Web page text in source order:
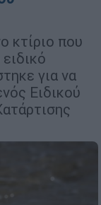
κτίριο που
για να
Ειδικού